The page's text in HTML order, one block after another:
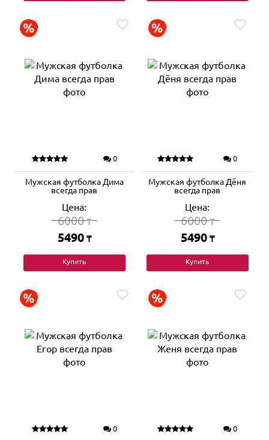
0
Мужская футболка Дима
всегда прав
Цена:
6000₸
5490 ₸
Купить
0
Мужская футболка Дёня
всегда прав
Цена:
6000₸
5490 ₸
Купить
0 0